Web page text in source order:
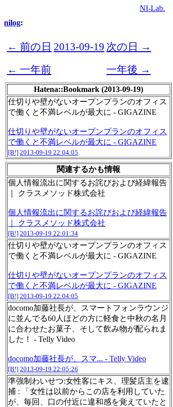
NI-Lab.
nilog:
← 前の日 2013-09-19 次の日 →
← 一年前
一年後 →
Hatena::Bookmark (2013-09-19)
仕切りや壁がないオープンプランのオフィス
で働くと不満レベルが最大に - GIGAZINE
仕切りや壁がないオープンプランのオフィス
で働くと不満レベルが最大に - GIGAZINE
[B!] 2013-09-19 22:04:05
関連するかも情報
個人情報流出に関するお詫びおよび経緯報告
｜ クラスメソッド株式会社
個人情報流出に関するお詫びおよび経緯報告
｜ クラスメソッド株式会社
[B!] 2013-09-19 22:01:34
仕切りや壁がないオープンプランのオフィス
で働くと不満レベルが最大に - GIGAZINE
仕切りや壁がないオープンプランのオフィス
で働くと不満レベルが最大に - GIGAZINE
[B!] 2013-09-19 22:04:05
docomo加藤社長が、スマートフォンラウンジ
に並んでる60人ほどの方に軽食と中秋の名月
に合わせたお菓子、そして飲み物が配られま
した！ - Telly Video
docomo加藤社長が、スマ... - Telly Video
[B!] 2013-09-19 22:05:26
準強制わいせつ:女性客にキス、理髪店主を逮
捕 : 「女性は以前からこの店を利用していた
が、毎回、口の付近に違和感を覚えていたと